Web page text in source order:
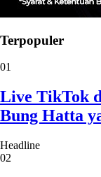
Terpopuler
01
Live TikTok
Bung Hatta
Headline
02